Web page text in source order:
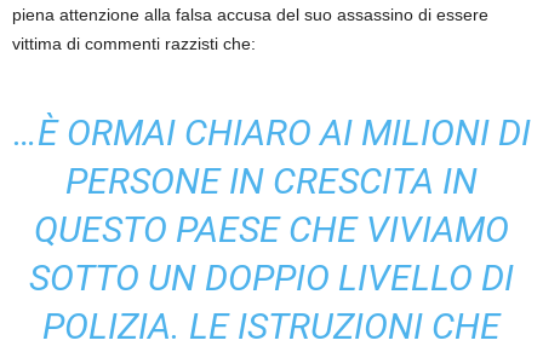
piena attenzione alla falsa accusa del suo assassino di essere
vittima di commenti razzisti che:
…È ORMAI CHIARO AI MILIONI DI
PERSONE IN CRESCITA IN
QUESTO PAESE CHE VIVIAMO
SOTTO UN DOPPIO LIVELLO DI
POLIZIA. LE ISTRUZIONI CHE